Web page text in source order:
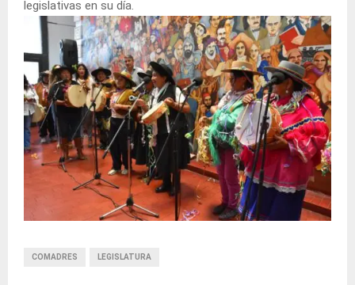
legislativas en su día.
COMADRES LEGISLATURA